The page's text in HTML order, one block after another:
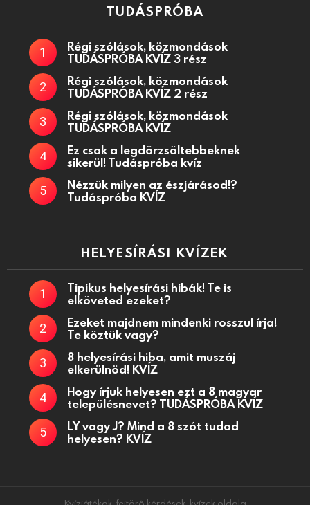
TUDÁSPRÓBA
Régi szólások, közmondások
TUDÁSPRÓBA KVÍZ 3 rész
Régi szólások, közmondások
TUDÁSPRÓBA KVÍZ 2 rész
Régi szólások, közmondások
TUDÁSPRÓBA KVÍZ
Ez csak a legdörzsöltebbeknek
sikerül! Tudáspróba kvíz
Nézzük milyen az észjárásod!?
Tudáspróba KVÍZ
HELYESÍRÁSI KVÍZEK
Tipikus helyesírási hibák! Te is
elköveted ezeket?
Ezeket majdnem mindenki rosszul írja!
Te köztük vagy?
8 helyesírási hiba, amit muszáj
elkerülnöd! KVÍZ
Hogy írjuk helyesen ezt a 8 magyar
településnevet? TUDÁSPRÓBA KVÍZ
LY vagy J? Mind a 8 szót tudod
helyesen? KVÍZ